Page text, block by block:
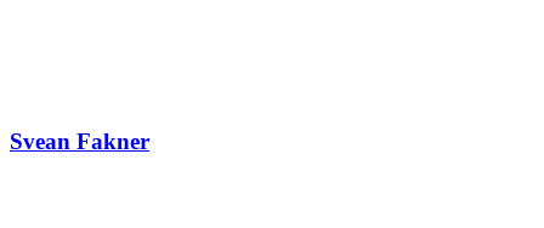
Svean Fakner